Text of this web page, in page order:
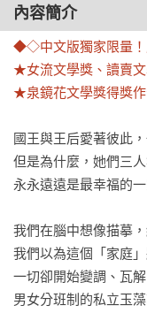
內容簡介
◆◇中文版獨家限量
★女流文學獎、讀賣
★泉鏡花文學獎得獎
國王與王后愛著彼此
但是為什麼，她們三
永永遠遠是最幸福的一
我們在腦中想像描摹
我們以為這個「家庭
一切卻開始變調、瓦
男女分班制的私立玉